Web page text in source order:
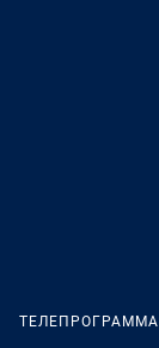
ТЕЛЕПРОГРАММА